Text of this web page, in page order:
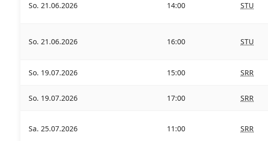
So. 21.06.2026 14:00 STU
So. 21.06.2026 16:00 STU
So. 19.07.2026 15:00 SRR
So. 19.07.2026 17:00 SRR
Sa. 25.07.2026 11:00 SRR